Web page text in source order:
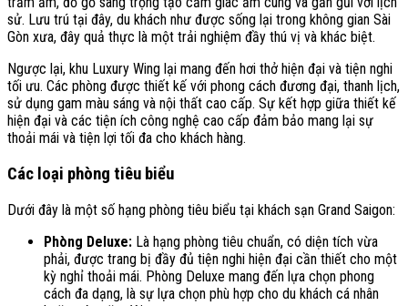
sử. Lưu trú tại đây, du khách như được sống lại trong không gian Sài
Gòn xưa, đây quả thực là một trải nghiệm đầy thú vị và khác biệt.
Ngược lại, khu Luxury Wing lại mang đến hơi thở hiện đại và tiện nghi
tối ưu. Các phòng được thiết kế với phong cách đương đại, thanh lịch,
sử dụng gam màu sáng và nội thất cao cấp. Sự kết hợp giữa thiết kế
hiện đại và các tiện ích công nghệ cao cấp đảm bảo mang lại sự
thoải mái và tiện lợi tối đa cho khách hàng.
Các loại phòng tiêu biểu
Dưới đây là một số hạng phòng tiêu biểu tại khách sạn Grand Saigon:
Phòng Deluxe: Là hạng phòng tiêu chuẩn, có diện tích vừa
phải, được trang bị đầy đủ tiện nghi hiện đại cần thiết cho một
kỳ nghỉ thoải mái. Phòng Deluxe mang đến lựa chọn phong
cách đa dạng, là sự lựa chọn phù hợp cho du khách cá nhân